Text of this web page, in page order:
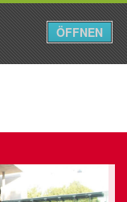
Menü
ÖFFNEN